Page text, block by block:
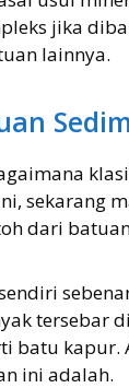
jika
lainnya.
sekarang
dari
tersebar
batu kapur.
ini adalah.